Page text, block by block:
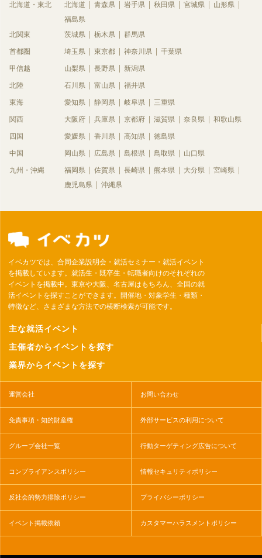
北海道・東北 北海道 青森県 岩手県 秋田県 宮城県
山形県
福島県
北関東
茨城県 栃木県 群馬県
首都圏 埼玉県 東京都 神奈川県 千葉県
甲信越 山梨県 長野県 新潟県
北陸 石川県 富山県 福井県
東海 愛知県 静岡県 岐阜県 三重県
関西 大阪府 兵庫県 京都府 滋賀県 奈良県 和歌山県
四国 愛媛県 香川県 高知県 徳島県
中国 岡山県 広島県 島根県 鳥取県 山口県
九州・沖縄 福岡県 佐賀県 長崎県 熊本県 大分県
宮崎県
鹿児島県
沖縄県
イベカツでは、合同企業説明会・就活セミナー・就活イベント
を掲載しています。就活生・既卒生・転職者向けのそれぞれの
イベントを掲載中。東京や大阪、名古屋はもちろん、全国の就
活イベントを探すことができます。開催地・対象学生・種類・
特徴など、さまざまな方法での横断検索が可能です。
主な就活イベント
主催者からイベントを探す
業界からイベントを探す
運営会社 お問い合わせ
免責事項・知的財産権 外部サービスの利用について
グループ会社一覧 行動ターゲティング広告について
コンプライアンスポリシー 情報セキュリティポリシー
反社会的勢力排除ポリシー プライバシーポリシー
イベント掲載依頼 カスタマーハラスメントポリシー